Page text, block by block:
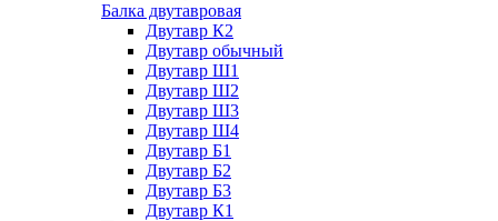
Балка двутавровая
Двутавр К2
Двутавр обычный
Двутавр Ш1
Двутавр Ш2
Двутавр Ш3
Двутавр Ш4
Двутавр Б1
Двутавр Б2
Двутавр Б3
Двутавр К1